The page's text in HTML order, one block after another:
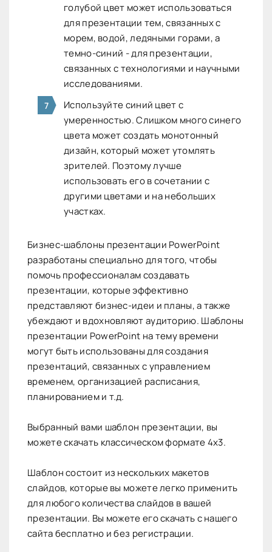
голубой цвет может использоваться
для презентации тем, связанных с
морем, водой, ледяными горами, а
темно-синий - для презентации,
связанных с технологиями и научными
исследованиями.
Используйте синий цвет с
умеренностью. Слишком много синего
цвета может создать монотонный
дизайн, который может утомлять
зрителей. Поэтому лучше
использовать его в сочетании с
другими цветами и на небольших
участках.
Бизнес-шаблоны презентации PowerPoint
разработаны специально для того, чтобы
помочь профессионалам создавать
презентации, которые эффективно
представляют бизнес-идеи и планы, а также
убеждают и вдохновляют аудиторию. Шаблоны
презентации PowerPoint на тему времени
могут быть использованы для создания
презентаций, связанных с управлением
временем, организацией расписания,
планированием и т.д.
Выбранный вами шаблон презентации, вы
можете скачать классическом формате 4х3.
Шаблон состоит из нескольких макетов
слайдов, которые вы можете легко применить
для любого количества слайдов в вашей
презентации. Вы можете его скачать с нашего
сайта бесплатно и без регистрации.